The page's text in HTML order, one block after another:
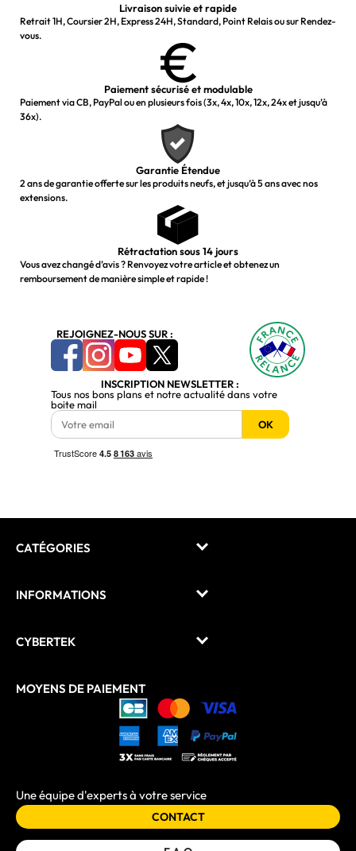
Livraison suivie et rapide
Retrait 1H, Coursier 2H, Express 24H, Standard, Point Relais ou sur Rendez-
vous.
Paiement sécurisé et modulable
Paiement via CB, PayPal ou en plusieurs fois (3x, 4x, 10x, 12x, 24x et jusqu’à
36x).
Garantie Étendue
2 ans de garantie offerte sur les produits neufs, et jusqu’à 5 ans avec nos
extensions.
Rétractation sous 14 jours
Vous avez changé d’avis ? Renvoyez votre article et obtenez un
remboursement de manière simple et rapide !
REJOIGNEZ-NOUS SUR :
INSCRIPTION NEWSLETTER :
Tous nos bons plans et notre actualité dans votre
boite mail
OK
CATÉGORIES
INFORMATIONS
CYBERTEK
MOYENS DE PAIEMENT
Une équipe d'experts à votre service
CONTACT